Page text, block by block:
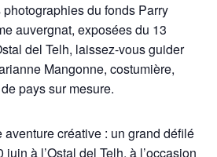
du fonds Parry
auvergnat, exposées du 13
del Telh, laissez-vous guider
Mangonne, costumière,
pays sur mesure.
aventure créative : un grand défilé
à l’Ostal del Telh, à l’occasion